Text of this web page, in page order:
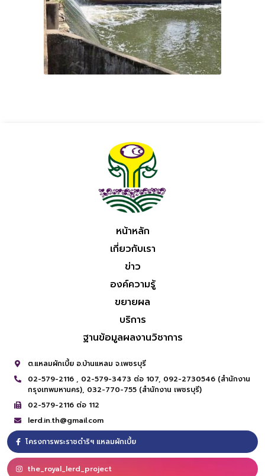
หน้าหลัก
เกี่ยวกับเรา
ข่าว
องค์ความรู้
ขยายผล
บริการ
ฐานข้อมูลผลงานวิชาการ
ต.แหลมผักเบี้ย อ.บ้านแหลม จ.เพชรบุรี
02-579-2116 , 02-579-3473 ต่อ 107, 092-2730546 (สำนักงาน
กรุงเทพมหานคร), 032-770-755 (สำนักงาน เพชรบุรี)
02-579-2116 ต่อ 112
lerd.in.th@gmail.com
โครงการพระราชดำริฯ แหลมผักเบี้ย
the_royal_lerd_project